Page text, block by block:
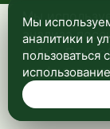
Мы
анализа
сайта.
Мы
аналитики и
пользоваться